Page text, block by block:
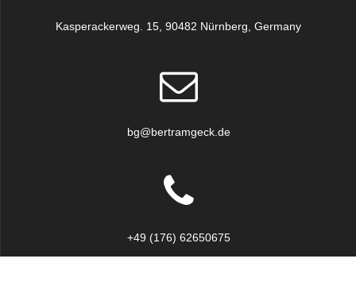
Kasperackerweg. 15, 90482 Nürnberg, Germany
bg@bertramgeck.de
+49 (176) 62650675